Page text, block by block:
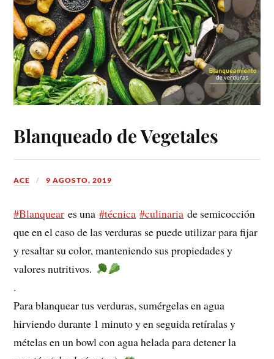
Blanqueado de Vegetales
ACE 9 AGOSTO, 2019
#Blanquear es una#técnica #culinaria de semicocción
que en el caso de las verduras se puede utilizar para fijar
y resaltar su color, manteniendo sus propiedades y
valores nutritivos.
.
Para blanquear tus verduras, sumérgelas en agua
hirviendo durante 1 minuto y en seguida retíralas y
mételas en un bowl con agua helada para detener la